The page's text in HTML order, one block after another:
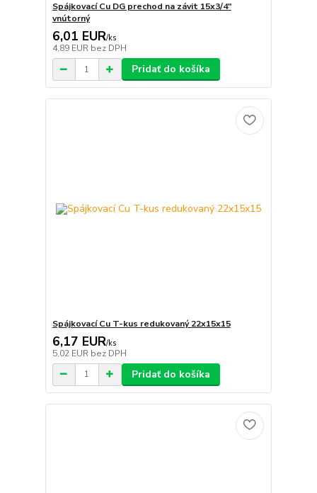
Spájkovací Cu DG prechod na závit 15x3/4"
vnútorný
6,01 EUR/ks
4,89 EUR bez DPH
Pridať do košíka
Spájkovací Cu T-kus redukovaný 22x15x15
6,17 EUR/ks
5,02 EUR bez DPH
Pridať do košíka